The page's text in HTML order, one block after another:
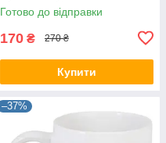
Готово до відправки
170 ₴ 270 ₴
Купити
–37%